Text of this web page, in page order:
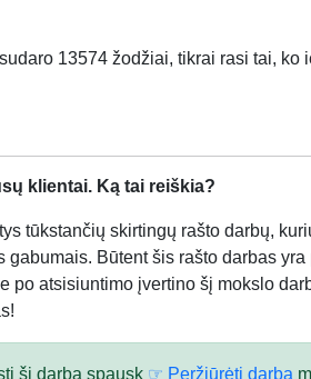
13574 žodžiai, tikrai rasi tai, ko
klientai. Ką tai reiškia?
tūkstančių skirtingų rašto darbų,
gabumais. Būtent šis rašto darbas
po atsisiuntimo įvertino šį mokslo
šį darbą spausk ☞ Peržiūrėti darbą